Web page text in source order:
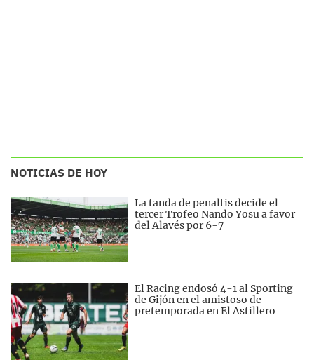
NOTICIAS DE HOY
La tanda de penaltis decide el
tercer Trofeo Nando Yosu a favor
del Alavés por 6-7
El Racing endosó 4-1 al Sporting
de Gijón en el amistoso de
pretemporada en El Astillero